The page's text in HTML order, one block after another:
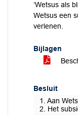
‘Wetsus als
Wetsus een
verlenen.
Bijlagen
Besluit
1. Aan
2. Het